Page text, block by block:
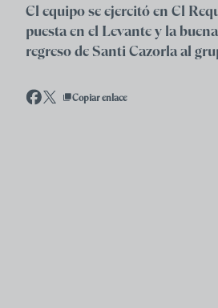
El equipo se ejercitó en El
puesta en el Levante y la
regreso de Santi Cazorla al
Copiar enlace